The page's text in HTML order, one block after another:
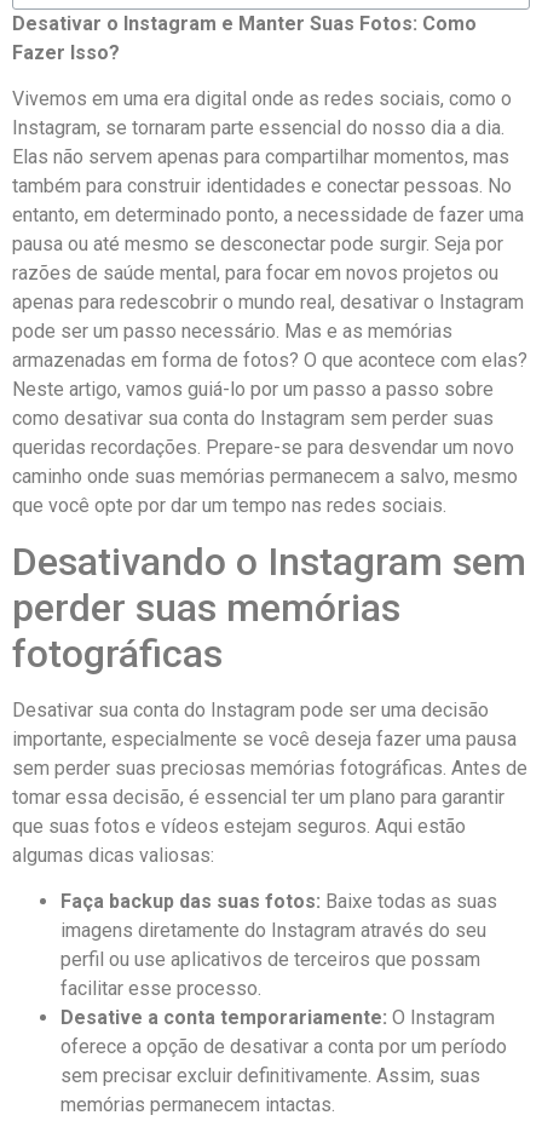
Desativar‌ o Instagram ​e Manter Suas ‍Fotos: Como
Fazer Isso?
Vivemos em uma⁤ era digital onde as redes⁣ sociais, como o
Instagram, se tornaram parte ⁣essencial do nosso⁢ dia a⁤ dia.
Elas‌ não servem apenas para compartilhar momentos, ‍mas
também ⁢para construir identidades e⁢ conectar pessoas. ‌No
entanto, ‌em determinado⁢ ponto, a ​necessidade de fazer ⁤uma
pausa ou até mesmo se desconectar pode surgir. Seja por
razões de saúde ‍mental, para focar em novos ‌projetos ou
‍apenas‍ para ‍redescobrir ⁣o ⁤mundo real, desativar ⁣o ‍Instagram
pode ‍ser um passo necessário. Mas e as memórias
armazenadas em forma de fotos?‌ O que acontece com elas?
⁤Neste artigo, ‍vamos guiá-lo ⁤por um passo a passo sobre
como desativar⁣ sua conta do Instagram sem ‌perder‍ suas​
queridas recordações. Prepare-se ⁣para desvendar um novo
caminho onde‍ suas​ memórias permanecem a salvo, mesmo
⁣que você opte‍ por dar um tempo nas redes⁢ sociais.
Desativando o Instagram ⁤sem
perder suas memórias
fotográficas
Desativar ‍sua conta do Instagram pode ser uma decisão
importante,⁤ especialmente se você⁤ deseja ‍fazer uma pausa
sem​ perder suas ​preciosas memórias fotográficas. ‌Antes de
tomar​ essa⁤ decisão,‍ é essencial ter um plano para garantir
que suas fotos e vídeos estejam seguros. Aqui ​estão
algumas ‌dicas valiosas:
Faça backup das​ suas⁣ fotos: Baixe​ todas as ⁢suas
imagens ⁣diretamente do Instagram ⁣através​ do seu
perfil‍ ou‌ use aplicativos de terceiros que possam
facilitar esse processo.
Desative a conta temporariamente: O Instagram
oferece a opção de desativar a conta por um período
sem precisar excluir definitivamente.‌ Assim, suas
memórias permanecem intactas.